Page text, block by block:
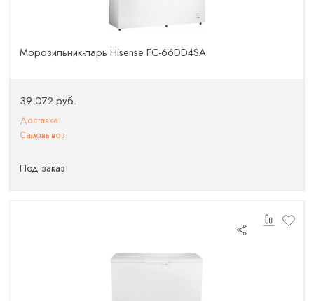
Морозильник-ларь Hisense FC-66DD4SA
39 072 руб.
Доставка
Самовывоз
Под заказ